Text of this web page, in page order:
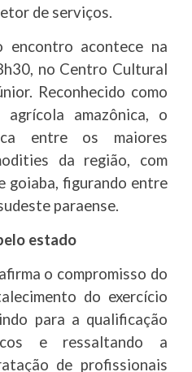
de serviços.
encontro acontece na
no Centro Cultural
Reconhecido como
amazônica, o
entre os maiores
da região, com
goiaba, figurando entre
paraense.
estado
o compromisso do
do exercício
para a qualificação
e ressaltando a
de profissionais